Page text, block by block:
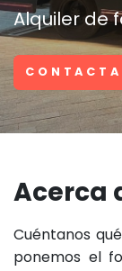
Alquiler de
Acerca
Cuéntanos
ponemos el